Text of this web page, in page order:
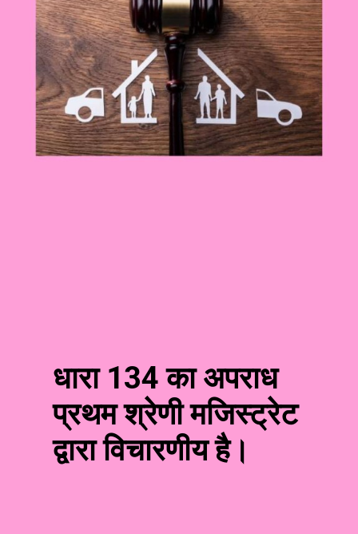
धारा 134 का अपराध
प्रथम श्रेणी मजिस्ट्रेट
द्वारा विचारणीय है।